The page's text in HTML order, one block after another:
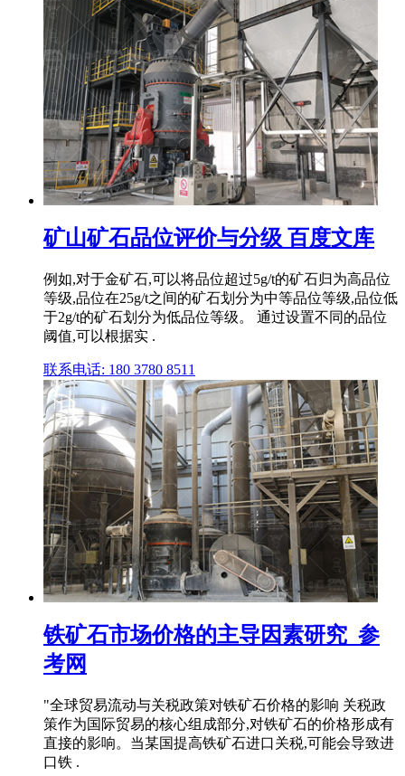
矿山矿石品位评价与分级 百度文库
例如,对于金矿石,可以将品位超过5g/t的矿石归为高品位
等级,品位在25g/t之间的矿石划分为中等品位等级,品位低
于2g/t的矿石划分为低品位等级。 通过设置不同的品位
阈值,可以根据实 .
联系电话: 180 3780 8511
铁矿石市场价格的主导因素研究_参
考网
"全球贸易流动与关税政策对铁矿石价格的影响 关税政
策作为国际贸易的核心组成部分,对铁矿石的价格形成有
直接的影响。当某国提高铁矿石进口关税,可能会导致进
口铁 .